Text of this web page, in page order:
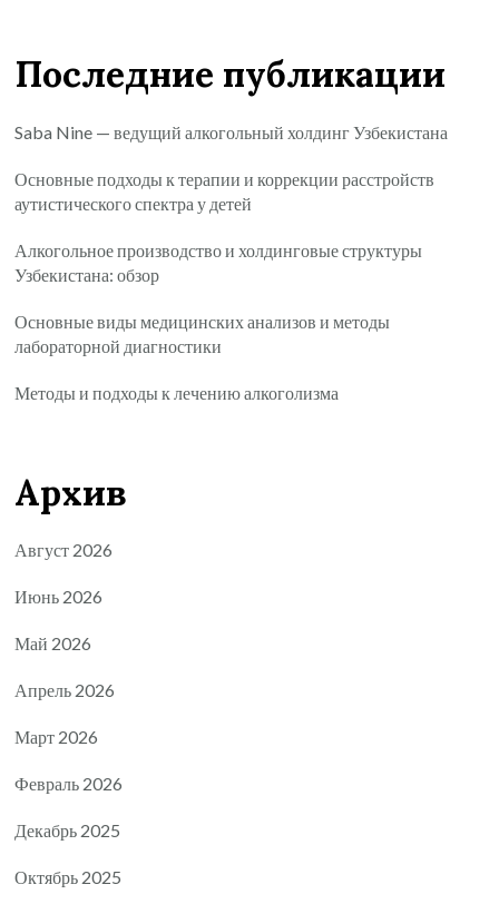
Последние публикации
Saba Nine — ведущий алкогольный холдинг Узбекистана
Основные подходы к терапии и коррекции расстройств
аутистического спектра у детей
Алкогольное производство и холдинговые структуры
Узбекистана: обзор
Основные виды медицинских анализов и методы
лабораторной диагностики
Методы и подходы к лечению алкоголизма
Архив
Август 2026
Июнь 2026
Май 2026
Апрель 2026
Март 2026
Февраль 2026
Декабрь 2025
Октябрь 2025